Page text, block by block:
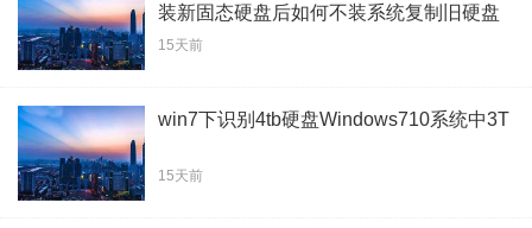
装新固态硬盘后如何不装系统复制旧硬盘
上系统
15天前
win7下识别4tb硬盘Windows710系统中3T
15天前